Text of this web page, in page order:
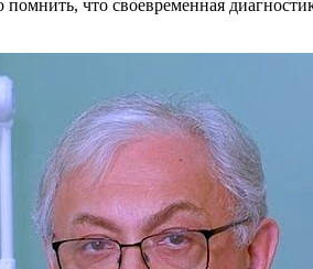
что своевременная